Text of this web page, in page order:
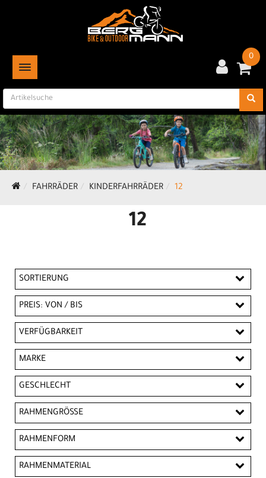
TOGGLE NAVIGATION
0
FAHRRÄDER KINDERFAHRRÄDER 12
12
SORTIERUNG
PREIS: VON / BIS
EUR
VERFÜGBARKEIT
MARKE
CUBE KTM
GESCHLECHT
Kinder
RAHMENGRÖSSE
ONE SIZE
RAHMENFORM
Diamantrahmen
RAHMENMATERIAL